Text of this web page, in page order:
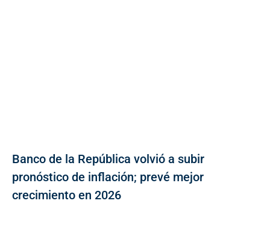
Banco de la República volvió a subir
pronóstico de inflación; prevé mejor
crecimiento en 2026